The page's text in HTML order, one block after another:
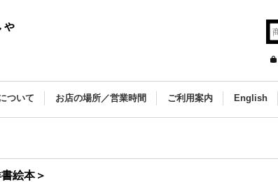
ついて お店の場所／営業時間 ご利用案内 English
絵本＞